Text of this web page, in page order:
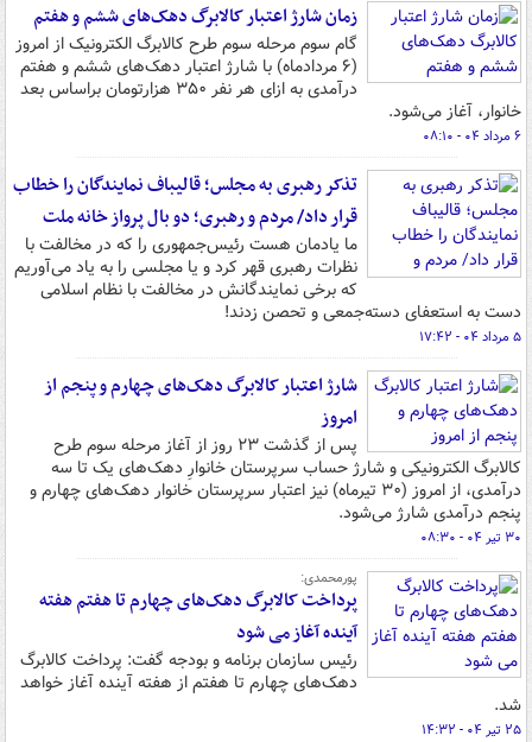
زمان شارژ اعتبار کالابرگ دهک‌های ششم و هفتم
گام سوم مرحله سوم طرح کالابرگ الکترونیک از امروز
(۶ مردادماه) با شارژ اعتبار دهک‌های ششم و هفتم
درآمدی به ازای هر نفر ۳۵۰ هزارتومان براساس بعد
خانوار، آغاز می‌شود.
۶ مرداد ۰۴ - ۰۸:۱۰
تذکر رهبری به مجلس؛ قالیباف نمایندگان را خطاب
قرار داد/ مردم و رهبری؛ دو بال پرواز خانه ملت
ما یادمان هست رئیس‌جمهوری را که در مخالفت با
نظرات رهبری قهر کرد و یا مجلسی را به یاد می‌آوریم
که برخی نمایندگانش در مخالفت با نظام اسلامی
دست به استعفای دسته‌جمعی و تحصن زدند!
۵ مرداد ۰۴ - ۱۷:۴۲
شارژ اعتبار کالابرگ دهک‌های چهارم و پنجم از
امروز
پس از گذشت ۲۳ روز از آغاز مرحله سوم طرح
کالابرگ الکترونیکی و شارژ حساب سرپرستان خانوارِ دهک‌های یک تا سه
درآمدی، از امروز (۳۰ تیرماه) نیز اعتبار سرپرستان خانوار دهک‌های چهارم و
پنجم درآمدی شارژ می‌شود.
۳۰ تیر ۰۴ - ۰۸:۳۰
پورمحمدی:
پرداخت کالابرگ دهک‌های چهارم تا هفتم هفته
آینده آغاز می شود
رئیس سازمان برنامه و بودجه گفت: پرداخت کالابرگ
دهک‌های چهارم تا هفتم از هفته آینده آغاز خواهد
شد.
۲۵ تیر ۰۴ - ۱۴:۳۲